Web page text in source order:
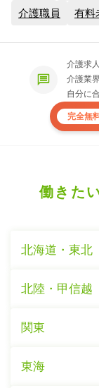
介護職員 有料
介護求
介護業
自分に
完全無
働きた
北海道・東北
北陸・甲信越
関東
東海